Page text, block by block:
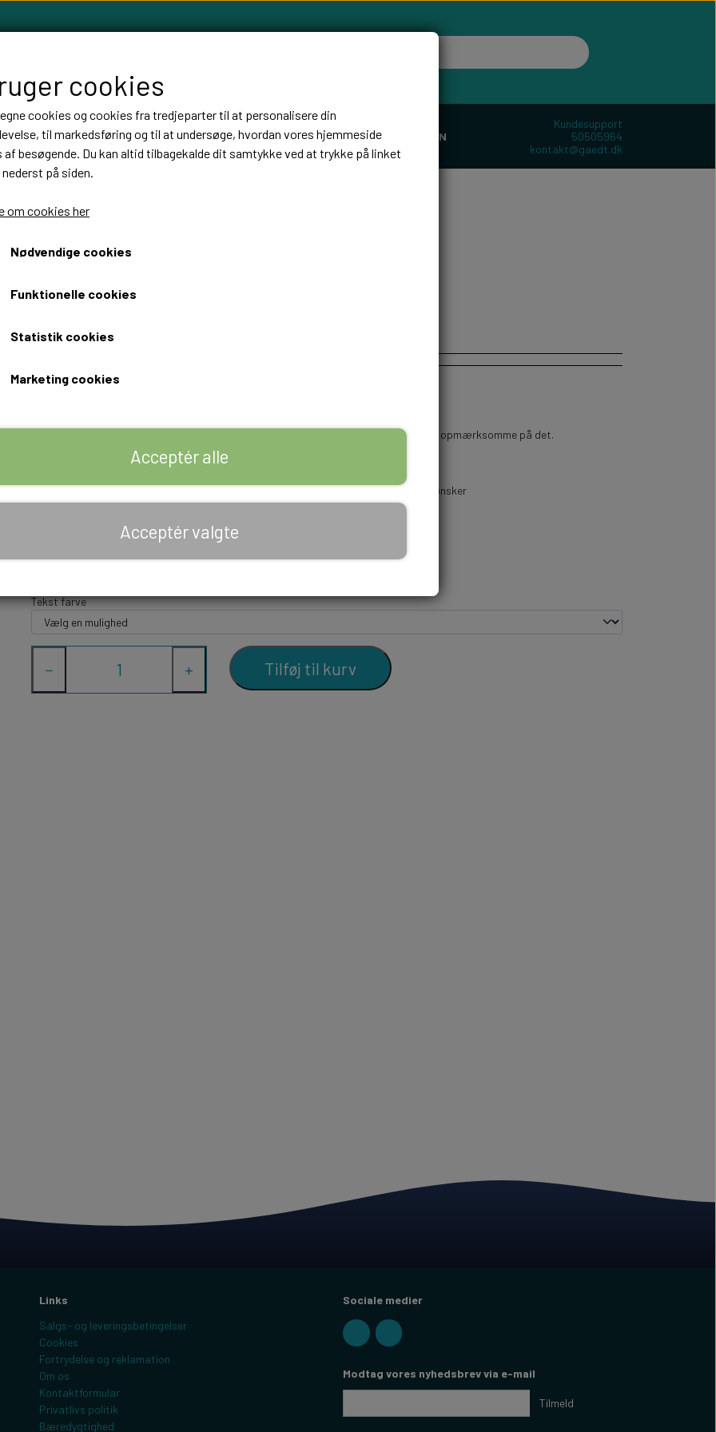
TREE FIGURER FABLEWOOD HØJTIDER BALLONER BOLIGEN
Kundesupport
50505964
kontakt@gaedt.dk
skilt
Photobooth skilt
Fragt omk. tillægges
Skal i holde fest og have en photoboth, så er dette skilt perfekt til at gøre gæsterne opmærksomme på det.
Skiltet måler 30x50cm og er lavet i 4 mm egetræsfiner.
Vi kan også lave skiltet med anden tekst eller materialer, barekontaktos med dine ønsker
Eg Valnød Hvid akryl Sort akryl
Tekst farve
− + Tilføj til kurv
Links
Salgs- og leveringsbetingelser
Cookies
Fortrydelse og reklamation
Om os
Kontaktformular
Privatlivs politik
Bæredygtighed
Sociale medier
Modtag vores nyhedsbrev via e-mail
Tilmeld
cookies
cookies og cookies fra tredjeparter til at personalisere din
til markedsføring og til at undersøge, hvordan vores hjemmeside
af besøgende. Du kan altid tilbagekalde dit samtykke ved at trykke på linket
på siden.
om cookies her
Nødvendige cookies
Funktionelle cookies
Statistik cookies
Marketing cookies
Acceptér alle
Acceptér valgte